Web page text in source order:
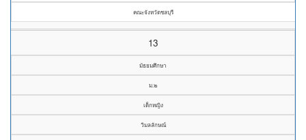
คณะจังหวัดชลบุรี
13
มัธยมศึกษา
ม.๒
เด็กหญิง
วิมลลักษณ์